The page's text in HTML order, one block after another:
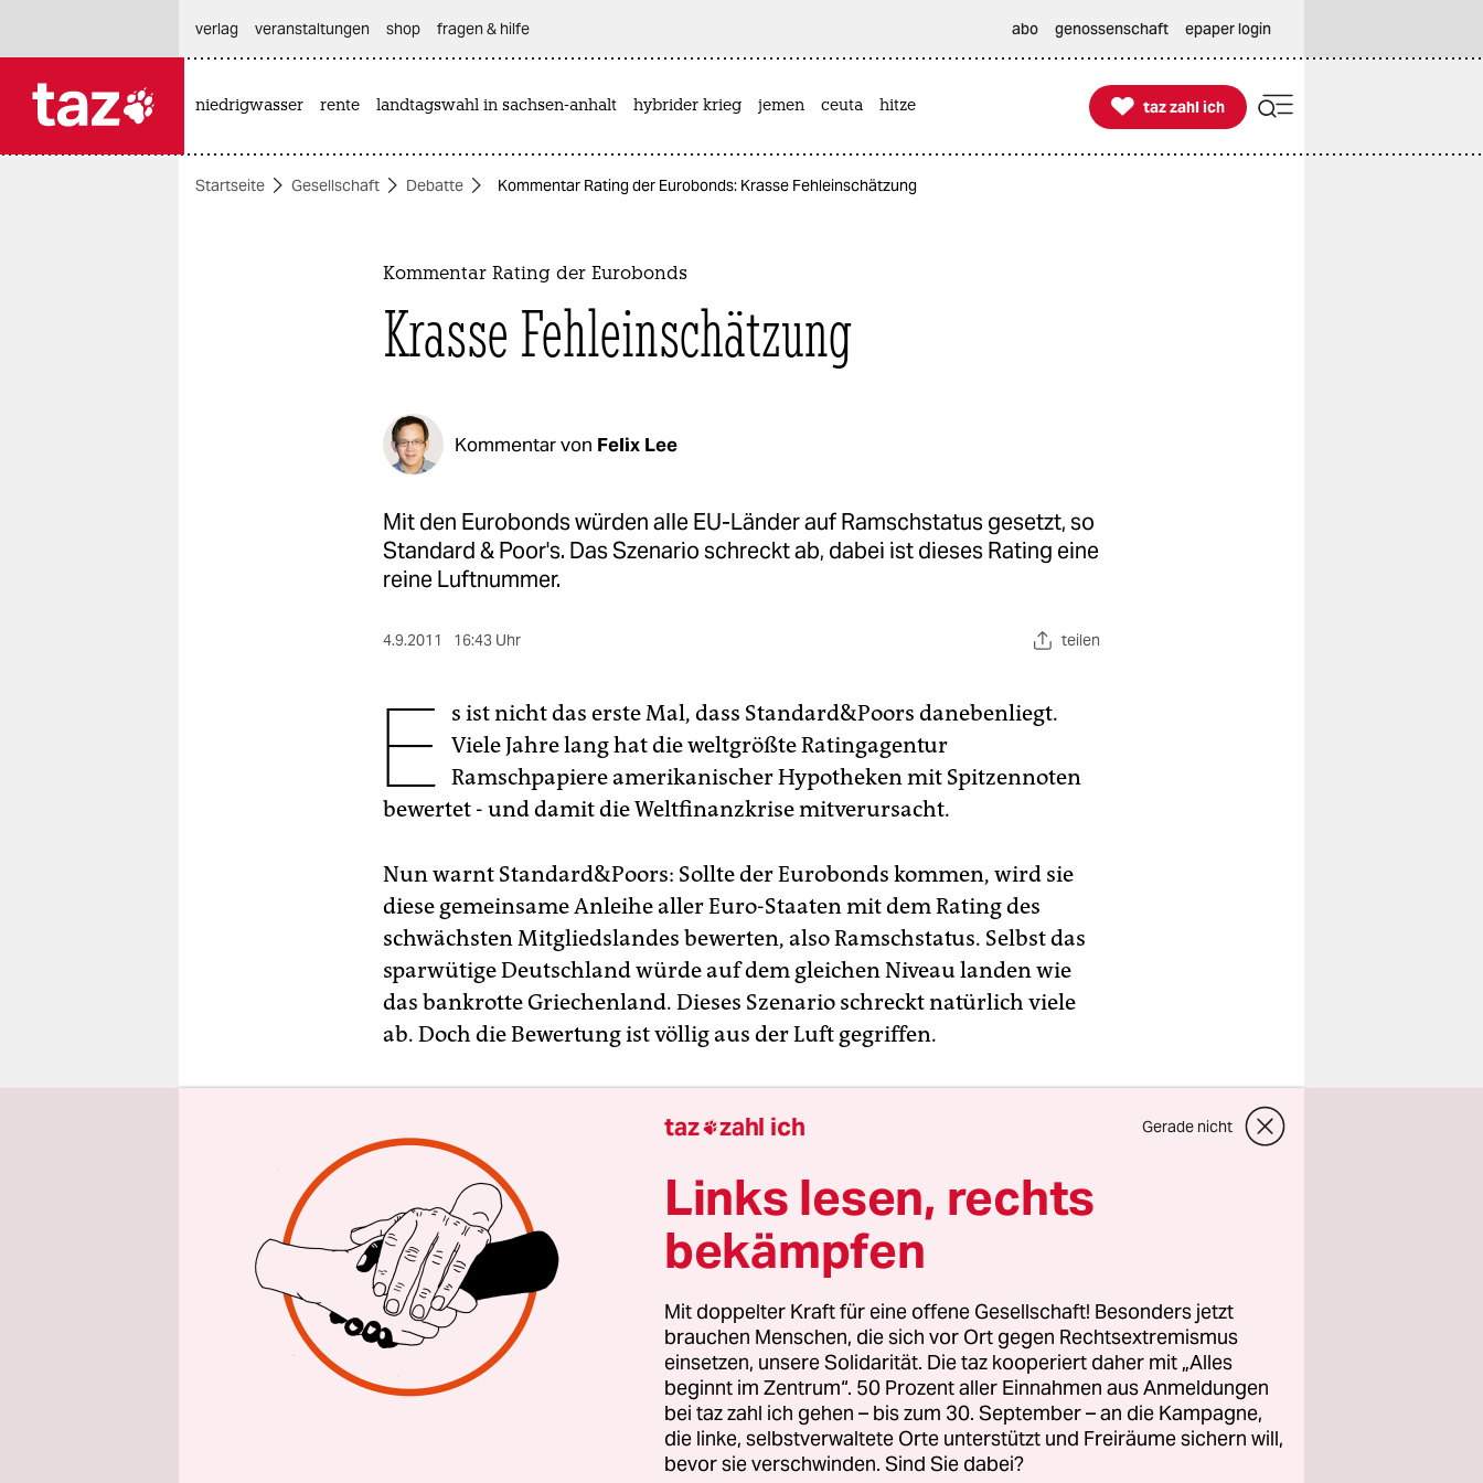
themen
verlag
veranstaltungen shop fragen & hilfe abo genossenschaft epaper login
niedrigwasser rente landtagswahl in sachsen-anhalt hybrider krieg jemen ceuta hitze 
taz zahl ich
taz zahl ich
Startseite Gesellschaft Debatte Kommentar Rating der Eurobonds: Krasse Fehleinschätzung
Kommentar Rating der Eurobonds
Krasse Fehleinschätzung
Kommentar von Felix Lee
Mit den Eurobonds würden alle EU-Länder auf Ramschstatus gesetzt, so
Standard & Poor's. Das Szenario schreckt ab, dabei ist dieses Rating eine
reine Luftnummer.
4.9.2011 16:43 Uhr teilen
E
s ist nicht das erste Mal, dass Standard&Poors danebenliegt.
Viele Jahre lang hat die weltgrößte Ratingagentur
Ramschpapiere amerikanischer Hypotheken mit Spitzennoten
bewertet - und damit die Weltfinanzkrise mitverursacht.
Nun warnt Standard&Poors: Sollte der Eurobonds kommen, wird sie
diese gemeinsame Anleihe aller Euro-Staaten mit dem Rating des
schwächsten Mitgliedslandes bewerten, also Ramschstatus. Selbst das
sparwütige Deutschland würde auf dem gleichen Niveau landen wie
das bankrotte Griechenland. Dieses Szenario schreckt natürlich viele
ab. Doch die Bewertung ist völlig aus der Luft gegriffen.
taz zahl ich Gerade nicht
Links lesen, rechts
bekämpfen
Mit doppelter Kraft für eine offene Gesellschaft! Besonders jetzt
brauchen Menschen, die sich vor Ort gegen Rechtsextremismus
einsetzen, unsere Solidarität. Die taz kooperiert daher mit „Alles
beginnt im Zentrum“. 50 Prozent aller Einnahmen aus Anmeldungen
bei taz zahl ich gehen – bis zum 30. September – an die Kampagne,
die linke, selbstverwaltete Orte unterstützt und Freiräume sichern will,
bevor sie verschwinden. Sind Sie dabei?